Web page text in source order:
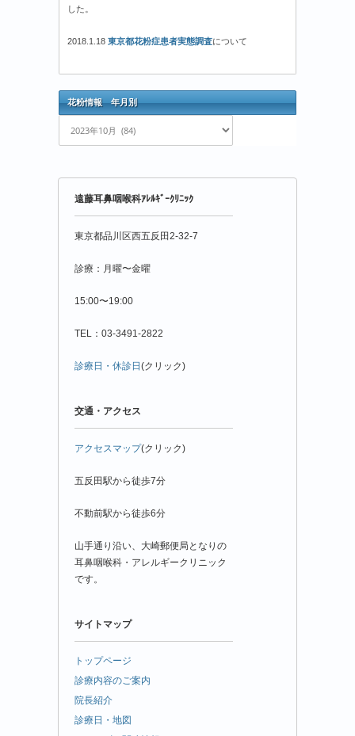
した。
2018.1.18 東京都花粉症患者実態調査について
花粉情報 年月別
花
粉
遠藤耳鼻咽喉科ｱﾚﾙｷﾞｰｸﾘﾆｯｸ
東京都品川区西五反田2-32-7
診療：月曜〜金曜
15:00〜19:00
TEL：03-3491-2822
診療日・休診日(クリック)
交通・アクセス
アクセスマップ(クリック)
五反田駅から徒歩7分
不動前駅から徒歩6分
山手通り沿い、大崎郵便局となりの
耳鼻咽喉科・アレルギークリニック
です。
サイトマップ
トップページ
診療内容のご案内
院長紹介
診療日・地図